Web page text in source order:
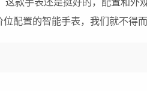
配置的智能手表，我们就不得而